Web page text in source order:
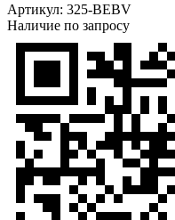
Артикул: 325-BEBV
Наличие по запросу